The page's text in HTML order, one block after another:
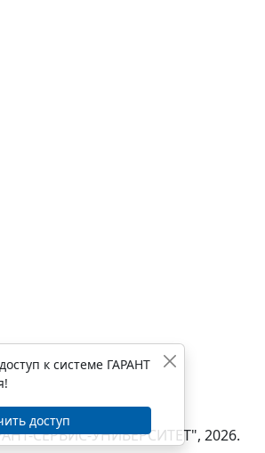
СЕРВИС-УНИВЕРСИТЕТ", 2026.
к системе ГАРАНТ
доступ